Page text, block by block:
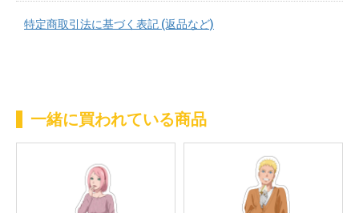
特定商取引法に基づく表記 (返品など)
一緒に買われている商品